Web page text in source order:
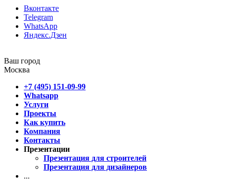
Вконтакте
Telegram
WhatsApp
Яндекс.Дзен
Ваш город
Москва
+7 (495) 151-09-99
Whatsapp
Услуги
Проекты
Как купить
Компания
Контакты
Презентации
Презентация для строителей
Презентация для дизайнеров
...